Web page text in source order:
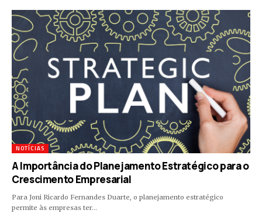
NOTÍCIAS
A Importância do Planejamento Estratégico para o
Crescimento Empresarial
Para Joni Ricardo Fernandes Duarte, o planejamento estratégico
permite às empresas ter…